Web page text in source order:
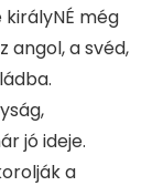
még
angol, a svéd,
jó ideje.
a